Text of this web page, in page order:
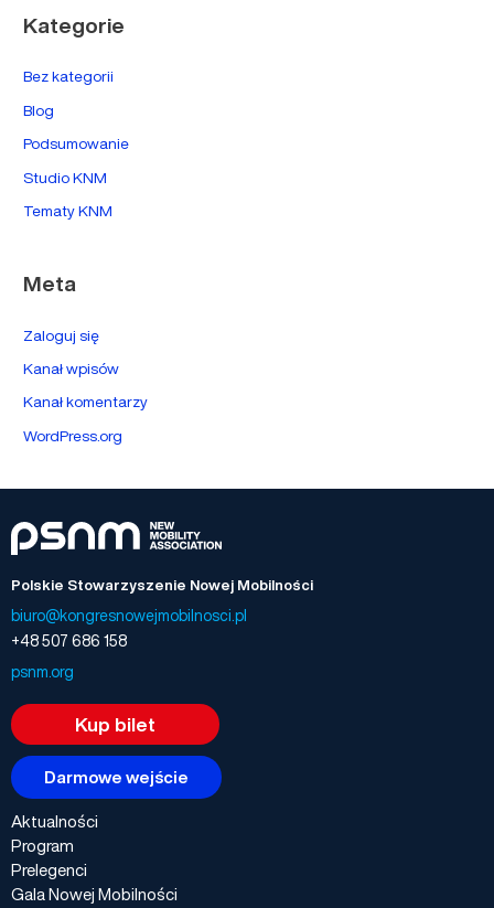
Kategorie
Bez kategorii
Blog
Podsumowanie
Studio KNM
Tematy KNM
Meta
Zaloguj się
Kanał wpisów
Kanał komentarzy
WordPress.org
Polskie Stowarzyszenie Nowej Mobilności
biuro@kongresnowejmobilnosci.pl
+48 507 686 158
psnm.org
Kup bilet
Darmowe wejście
Aktualności
Program
Prelegenci
Gala Nowej Mobilności